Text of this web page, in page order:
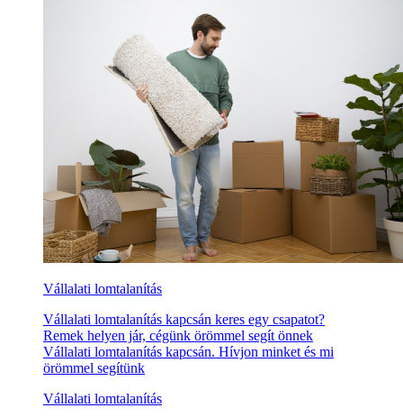
Vállalati lomtalanítás
Vállalati lomtalanítás kapcsán keres egy csapatot?
Remek helyen jár, cégünk örömmel segít önnek
Vállalati lomtalanítás kapcsán. Hívjon minket és mi
örömmel segítünk
Vállalati lomtalanítás